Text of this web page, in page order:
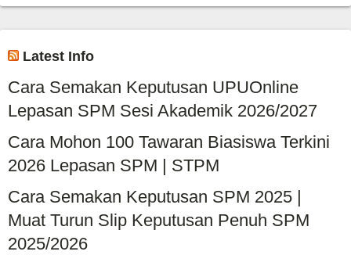
Latest Info
Cara Semakan Keputusan UPUOnline
Lepasan SPM Sesi Akademik 2026/2027
Cara Mohon 100 Tawaran Biasiswa Terkini
2026 Lepasan SPM | STPM
Cara Semakan Keputusan SPM 2025 |
Muat Turun Slip Keputusan Penuh SPM
2025/2026